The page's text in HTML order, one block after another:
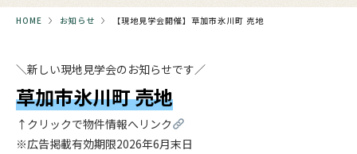
HOME お知らせ 【現地見学会開催】草加市氷川町 売地
＼新しい現地見学会のお知らせです／
草加市氷川町 売地
↑クリックで物件情報へリンク
※広告掲載有効期限2026年6月末日